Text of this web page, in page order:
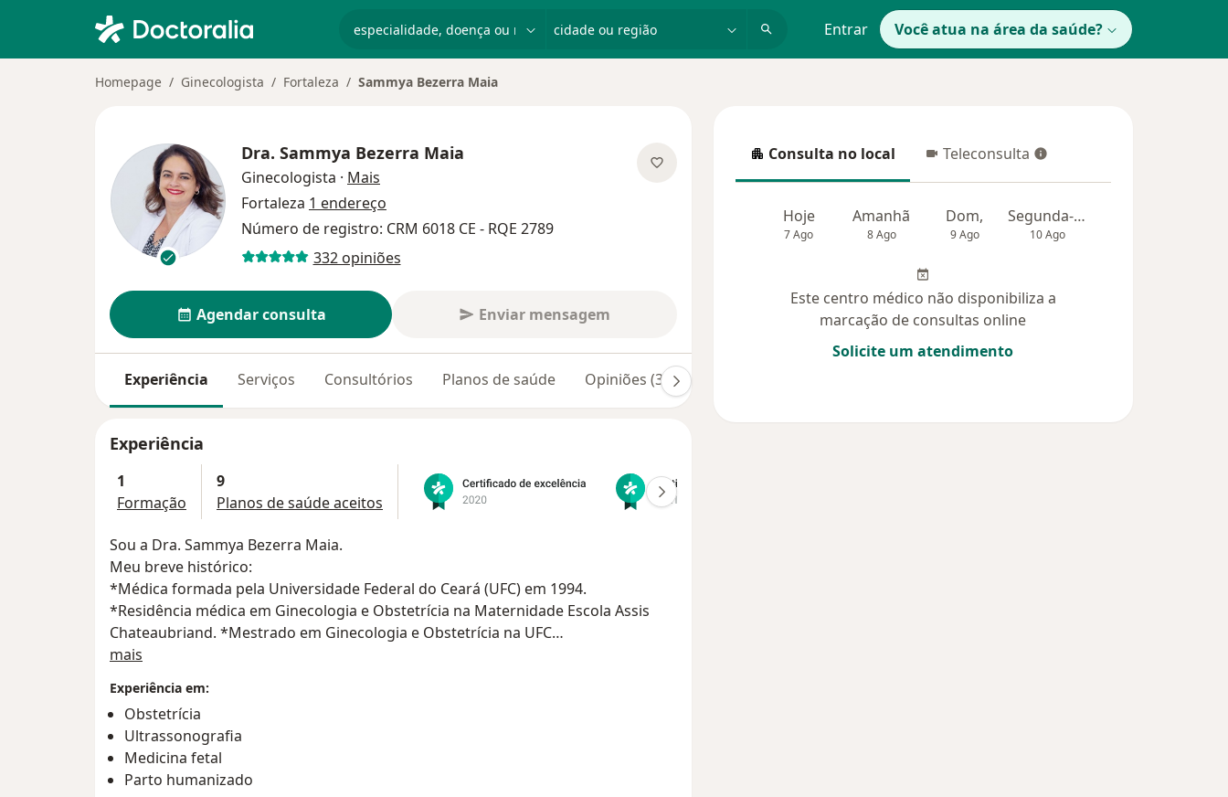
Entrar Você atua na área da saúde?
Homepage Ginecologista Fortaleza Sammya Bezerra Maia
Dra. Sammya Bezerra Maia
Ginecologista · Mais
Fortaleza 1 endereço
Número de registro: CRM 6018 CE - RQE 2789
332 opiniões
Agendar consulta Enviar mensagem
Experiência Serviços Consultórios Planos de saúde Opiniões (332)
Experiência
1
Formação
9
Planos de saúde aceitos
Sou a Dra. Sammya Bezerra Maia.
Meu breve histórico:
*Médica formada pela Universidade Federal do Ceará (UFC) em 1994.
*Residência médica em Ginecologia e Obstetrícia na Maternidade Escola Assis
Chateaubriand. *Mestrado em Ginecologia e Obstetrícia na UFC
*Doutorado em Saúde Coletiva (UECE)
*Especialização em Medicina Fetal pela Universidade de Barcelona (Espanha).
*Atual presidente da Associação Cearense de Ginecologia e Obstetrícia (SOCEGO)
Campo de trabalho:
Sou ginecologista geral e atendo da infância ao climatério
mais
Experiência em:
Obstetrícia
Ultrassonografia
Medicina fetal
Parto humanizado
Consulta no local
Consulta no local Teleconsulta
Teleconsulta
Hoje
7 Ago
Amanhã
8 Ago
Dom,
9 Ago
Segunda-feira
10 Ago
Este centro médico não disponibiliza a
marcação de consultas online
Solicite um atendimento